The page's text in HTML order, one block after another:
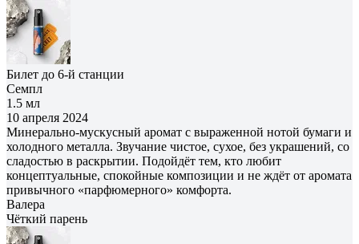
Билет до 6-й станции
Семпл
1.5 мл
10 апреля 2024
Минерально‑мускусный аромат с выраженной нотой бумаги и
холодного металла. Звучание чистое, сухое, без украшений, со
сладостью в раскрытии. Подойдёт тем, кто любит
концептуальные, спокойные композиции и не ждёт от аромата
привычного «парфюмерного» комфорта.
Валера
Чёткий парень